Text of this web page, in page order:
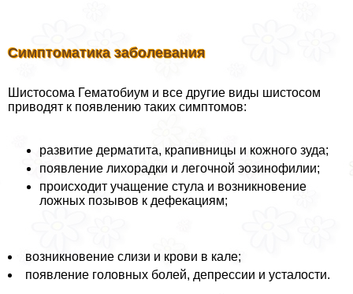
Симптоматика заболевания
Шистосома Гематобиум и все другие виды шистосом
приводят к появлению таких симптомов:
развитие дерматита, крапивницы и кожного зуда;
появление лихорадки и легочной эозинофилии;
происходит учащение стула и возникновение
ложных позывов к дефекациям;
возникновение слизи и крови в кале;
появление головных болей, депрессии и усталости.